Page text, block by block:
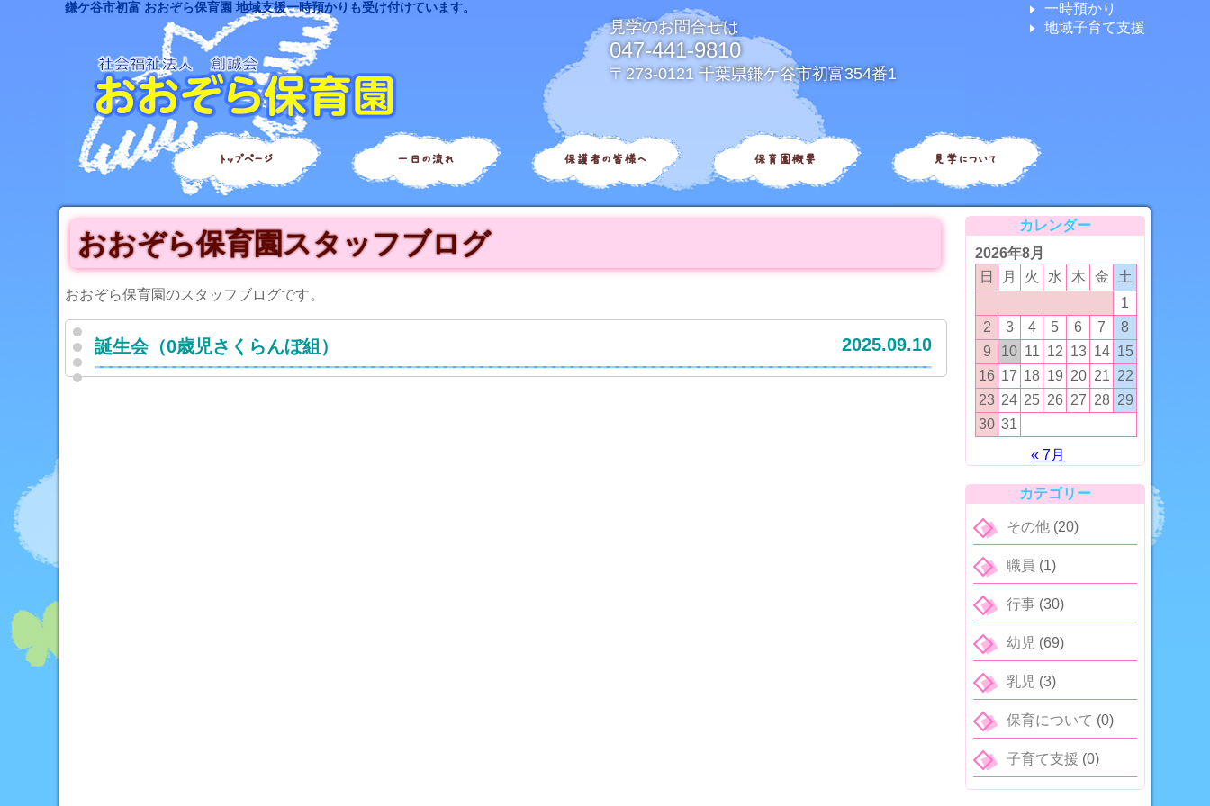
鎌ケ谷市初富 おおぞら保育園 地域支援一時預かりも受け付けています。
見学のお問合せは
047-441-9810
〒273-0121 千葉県鎌ケ谷市初富354番1
一時預かり
地域子育て支援
トップページ 一日の流れ 保護者の皆様へ 保育園概要 見学について
おおぞら保育園スタッフブログ
おおぞら保育園のスタッフブログです。
誕生会（0歳児さくらんぼ組） 2025.09.10
カレンダー
2026年8月
日
月 火 水 木 金
土
1
2
3 4 5 6 7
8
9
10 11 12 13 14 15
16 17 18 19 20 21 22
23 24 25 26 27 28 29
30 31
« 7月
カテゴリー
その他(20)
職員 (1)
行事(30)
幼児 (69)
乳児 (3)
保育について (0)
子育て支援 (0)